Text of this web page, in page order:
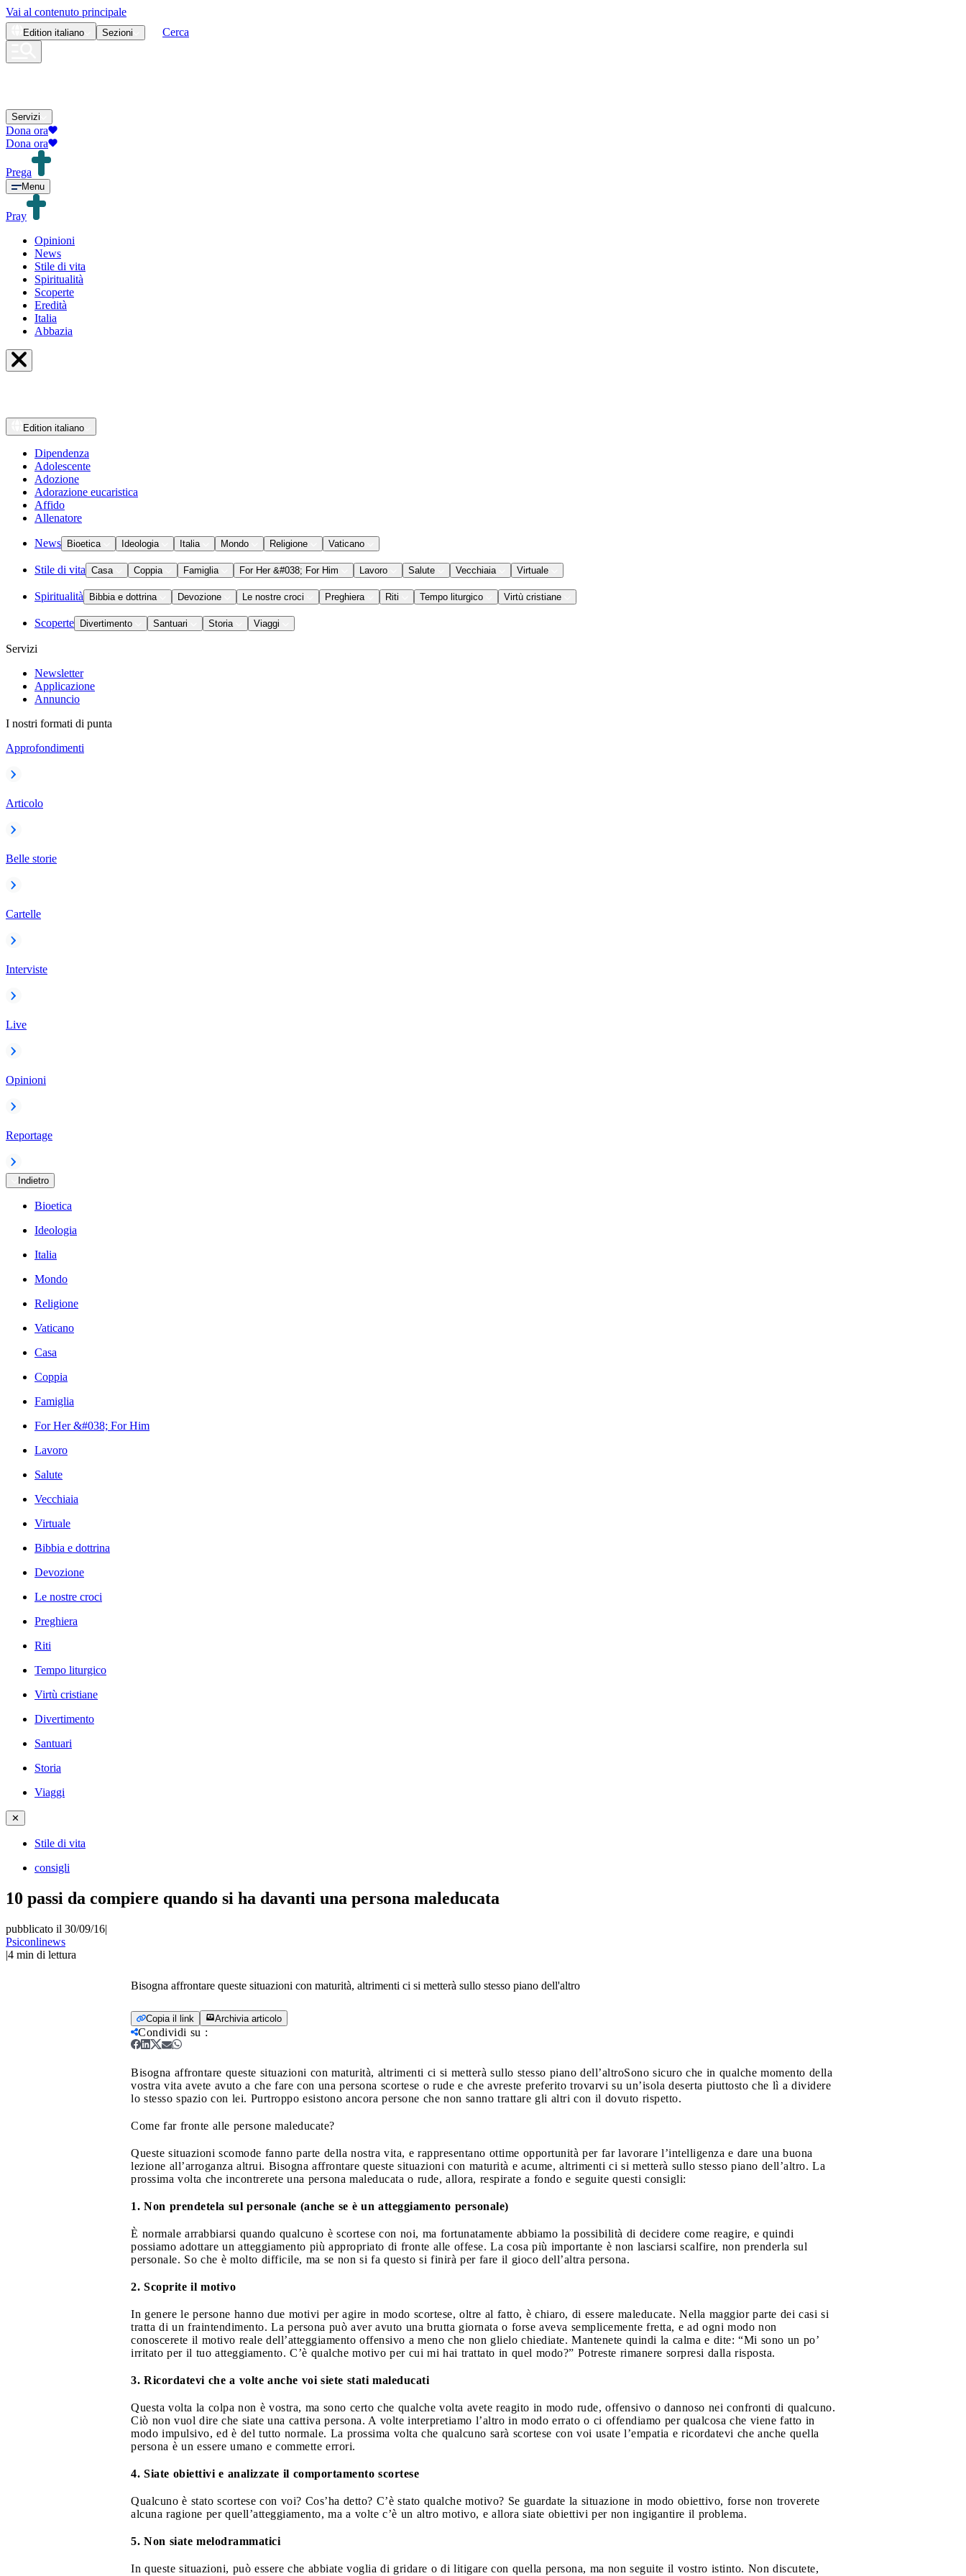
Vai al contenuto principale
Edition italiano Sezioni Cerca
Servizi
Dona ora
Dona ora
Prega
Menu
Pray
Opinioni
News
Stile di vita
Spiritualità
Scoperte
Eredità
Italia
Abbazia
Edition italiano
Dipendenza
Adolescente
Adozione
Adorazione eucaristica
Affido
Allenatore
News Bioetica Ideologia Italia Mondo Religione Vaticano
Stile di vita Casa Coppia Famiglia For Her &#038; For Him Lavoro Salute Vecchiaia Virtuale
Spiritualità Bibbia e dottrina Devozione Le nostre croci Preghiera Riti Tempo liturgico Virtù cristiane
Scoperte Divertimento Santuari Storia Viaggi
Servizi
Newsletter
Applicazione
Annuncio
I nostri formati di punta
Approfondimenti
Articolo
Belle storie
Cartelle
Interviste
Live
Opinioni
Reportage
Indietro
Bioetica
Ideologia
Italia
Mondo
Religione
Vaticano
Casa
Coppia
Famiglia
For Her &#038; For Him
Lavoro
Salute
Vecchiaia
Virtuale
Bibbia e dottrina
Devozione
Le nostre croci
Preghiera
Riti
Tempo liturgico
Virtù cristiane
Divertimento
Santuari
Storia
Viaggi
✕
Stile di vita
consigli
10 passi da compiere quando si ha davanti una persona maleducata
pubblicato il 30/09/16|
Psiconlinews
|4 min di lettura
Bisogna affrontare queste situazioni con maturità, altrimenti ci si metterà sullo stesso piano dell'altro
Copia il link Archivia articolo
Condividi su :
Bisogna affrontare queste situazioni con maturità, altrimenti ci si metterà sullo stesso piano dell’altroSono sicuro che in qualche momento della
vostra vita avete avuto a che fare con una persona scortese o rude e che avreste preferito trovarvi su un’isola deserta piuttosto che lì a dividere
lo stesso spazio con lei. Purtroppo esistono ancora persone che non sanno trattare gli altri con il dovuto rispetto.
Come far fronte alle persone maleducate?
Queste situazioni scomode fanno parte della nostra vita, e rappresentano ottime opportunità per far lavorare l’intelligenza e dare una buona
lezione all’arroganza altrui. Bisogna affrontare queste situazioni con maturità e acume, altrimenti ci si metterà sullo stesso piano dell’altro. La
prossima volta che incontrerete una persona maleducata o rude, allora, respirate a fondo e seguite questi consigli:
1. Non prendetela sul personale (anche se è un atteggiamento personale)
È normale arrabbiarsi quando qualcuno è scortese con noi, ma fortunatamente abbiamo la possibilità di decidere come reagire, e quindi
possiamo adottare un atteggiamento più appropriato di fronte alle offese. La cosa più importante è non lasciarsi scalfire, non prenderla sul
personale. So che è molto difficile, ma se non si fa questo si finirà per fare il gioco dell’altra persona.
2. Scoprite il motivo
In genere le persone hanno due motivi per agire in modo scortese, oltre al fatto, è chiaro, di essere maleducate. Nella maggior parte dei casi si
tratta di un fraintendimento. La persona può aver avuto una brutta giornata o forse aveva semplicemente fretta, e ad ogni modo non
conoscerete il motivo reale dell’atteggiamento offensivo a meno che non glielo chiediate. Mantenete quindi la calma e dite: “Mi sono un po’
irritato per il tuo atteggiamento. C’è qualche motivo per cui mi hai trattato in quel modo?” Potreste rimanere sorpresi dalla risposta.
3. Ricordatevi che a volte anche voi siete stati maleducati
Questa volta la colpa non è vostra, ma sono certo che qualche volta avete reagito in modo rude, offensivo o dannoso nei confronti di qualcuno.
Ciò non vuol dire che siate una cattiva persona. A volte interpretiamo l’altro in modo errato o ci offendiamo per qualcosa che viene fatto in
modo impulsivo, ed è del tutto normale. La prossima volta che qualcuno sarà scortese con voi usate l’empatia e ricordatevi che anche quella
persona è un essere umano e commette errori.
4. Siate obiettivi e analizzate il comportamento scortese
Qualcuno è stato scortese con voi? Cos’ha detto? C’è stato qualche motivo? Se guardate la situazione in modo obiettivo, forse non troverete
alcuna ragione per quell’atteggiamento, ma a volte c’è un altro motivo, e allora siate obiettivi per non ingigantire il problema.
5. Non siate melodrammatici
In queste situazioni, può essere che abbiate voglia di gridare o di litigare con quella persona, ma non seguite il vostro istinto. Non discutete,